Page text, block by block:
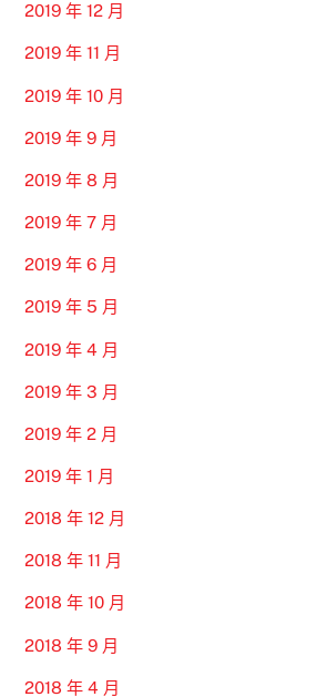
2019 年 12 月
2019 年 11 月
2019 年 10 月
2019 年 9 月
2019 年 8 月
2019 年 7 月
2019 年 6 月
2019 年 5 月
2019 年 4 月
2019 年 3 月
2019 年 2 月
2019 年 1 月
2018 年 12 月
2018 年 11 月
2018 年 10 月
2018 年 9 月
2018 年 4 月